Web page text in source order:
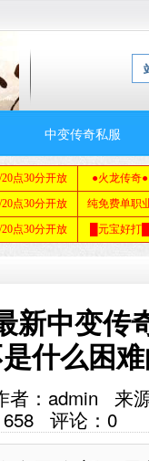
中变传奇私服
新中变传
什么困
者：admin 来
658评论： 0